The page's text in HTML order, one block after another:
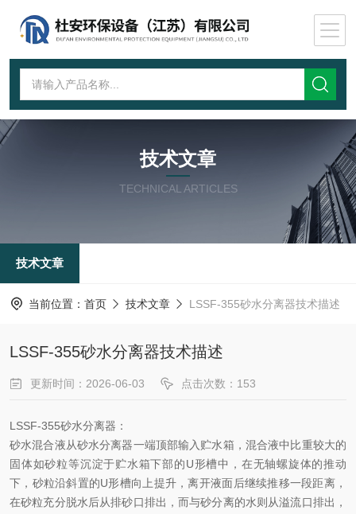
技术文章
TECHNICAL ARTICLES
技术文章
当前位置： 首页 技术文章 LSSF-355砂水分离器技术描述
LSSF-355砂水分离器技术描述
更新时间：2026-06-03 点击次数：153
LSSF-355砂水分离器：
砂水混合液从砂水分离器一端顶部输入贮水箱，混合液中比重较大的
固体如砂粒等沉淀于贮水箱下部的U形槽中，在无轴螺旋体的推动
下，砂粒沿斜置的U形槽向上提升，离开液面后继续推移一段距离，
在砂粒充分脱水后从排砂口排出，而与砂分离的水则从溢流口排出，